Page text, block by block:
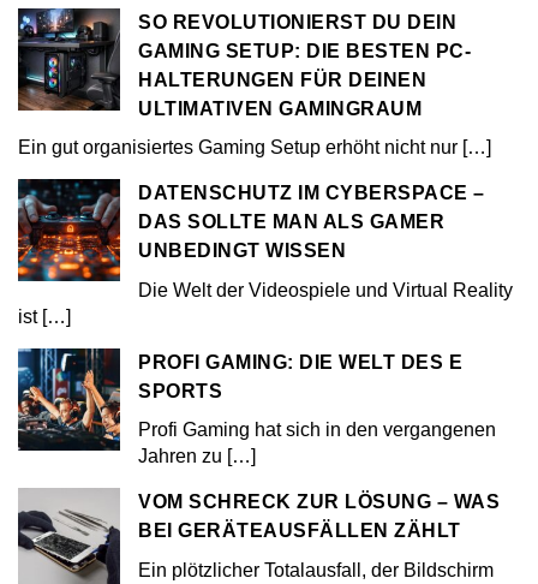
SO REVOLUTIONIERST DU DEIN
GAMING SETUP: DIE BESTEN PC-
HALTERUNGEN FÜR DEINEN
ULTIMATIVEN GAMINGRAUM
Ein gut organisiertes Gaming Setup erhöht nicht nur […]
DATENSCHUTZ IM CYBERSPACE –
DAS SOLLTE MAN ALS GAMER
UNBEDINGT WISSEN
Die Welt der Videospiele und Virtual Reality
ist […]
PROFI GAMING: DIE WELT DES E
SPORTS
Profi Gaming hat sich in den vergangenen
Jahren zu […]
VOM SCHRECK ZUR LÖSUNG – WAS
BEI GERÄTEAUSFÄLLEN ZÄHLT
Ein plötzlicher Totalausfall, der Bildschirm